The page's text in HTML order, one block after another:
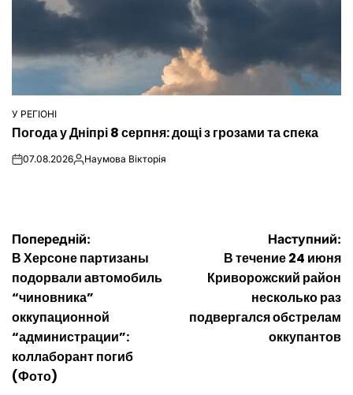
ОПУБЛІКУВАТИ
У РЕГІОНІ
Погода у Дніпрі 8 серпня: дощі з грозами та спека
on07.08.2026Опубліковано
Наумова Вікторія
Навігація
записів
Попередній:
В Херсоне партизаны
подорвали автомобиль
“чиновника”
оккупационной
“администрации”:
коллаборант погиб
(Фото)
Наступний:
В течение 24 июня
Криворожский район
несколько раз
подвергался обстрелам
оккупантов